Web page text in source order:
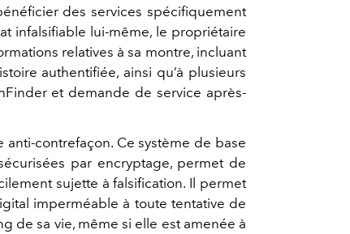
des services spécifiquement
infalsifiable lui-même, le propriétaire
relatives à sa montre, incluant
authentifiée, ainsi qu’à plusieurs
et demande de service après-
contrefaçon. Ce système de base
par encryptage, permet de
sujette à falsification. Il permet
imperméable à toute tentative de
de sa vie, même si elle est amenée à